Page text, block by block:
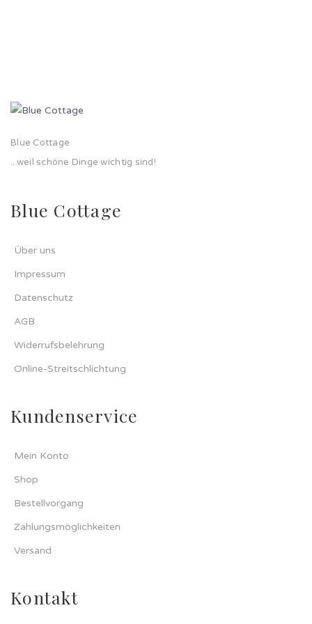
Blue Cottage
...weil schöne Dinge wichtig sind!
Blue Cottage
Über uns
Impressum
Datenschutz
AGB
Widerrufsbelehrung
Online-Streitschlichtung
Kundenservice
Mein Konto
Shop
Bestellvorgang
Zahlungsmöglichkeiten
Versand
Kontakt